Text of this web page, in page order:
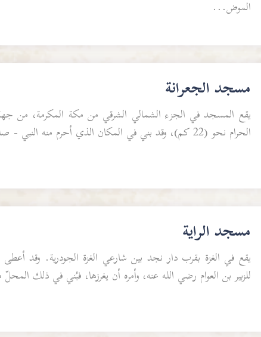
الموض...
مسجد الجعرانة
يقع المسجد في الجزء الشمالي الشرقي من مكة المكرمة، من
الحرام نحو (22 كم)، وقد بني في المكان الذي أحرم منه النبي - صلى الله عليه وسلم - للعمرة ليلة الأربعا...
مسجد الراية
يقع في الغزة بقرب دار نجد بين شارعي الغزة الجودرية. وقد
للزبير بن العوام رضي الله عنه، وأمره أن يغرزها، فبُني في ذلك